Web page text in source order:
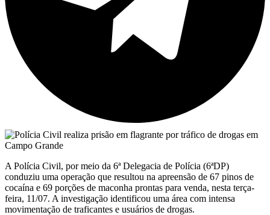
A Polícia Civil, por meio da 6ª Delegacia de Polícia (6ªDP)
conduziu uma operação que resultou na apreensão de 67 pinos de
cocaína e 69 porções de maconha prontas para venda, nesta terça-
feira, 11/07. A investigação identificou uma área com intensa
movimentação de traficantes e usuários de drogas.